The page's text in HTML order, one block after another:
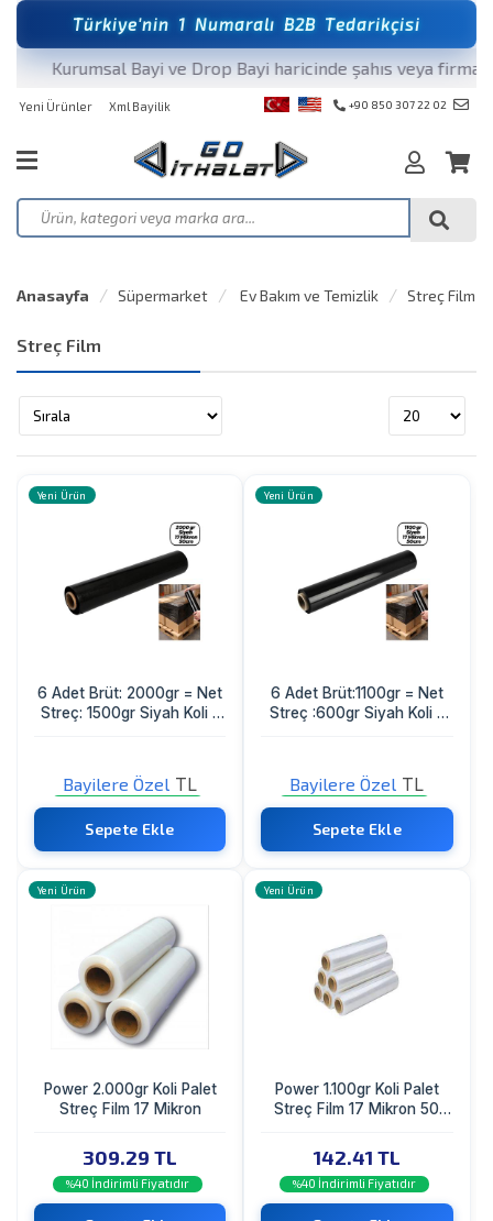
Türkiye'nin 1 Numaralı B2B Tedarikçisi
Kurumsal Bayi ve Drop Bayi haricinde şahıs veya
Yeni Ürünler Xml Bayilik +90 850 307 22 02
Anasayfa Süpermarket Ev Bakım ve Temizlik Streç Film
Streç Film
6 Adet Brüt: 2000gr = Net
Streç: 1500gr Siyah Koli -
Bayilere Özel TL
Yeni Ürün
Sepete Ekle
6 Adet Brüt:1100gr = Net
Streç :600gr Siyah Koli -
Bayilere Özel TL
Yeni Ürün
Sepete Ekle
Power 2.000gr Koli Palet
Streç Film 17 Mikron
309.29 TL
%40 İndirimli Fiyatıdır
Yeni Ürün
Power 1.100gr Koli Palet
Streç Film 17 Mikron 50
142.41 TL
%40 İndirimli Fiyatıdır
Yeni Ürün